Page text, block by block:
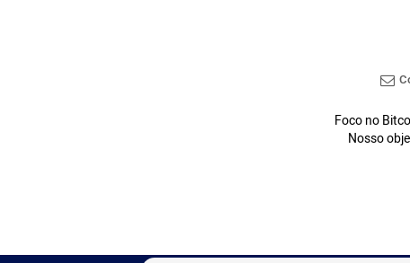
Foco no
Nosso